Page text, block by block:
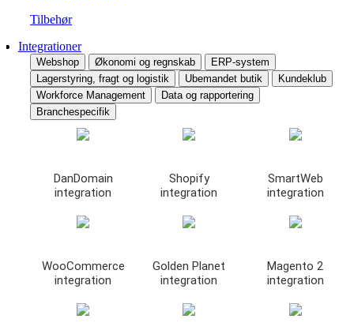
Tilbehør
Integrationer
Webshop Økonomi og regnskab
ERP-system
Lagerstyring, fragt og logistik
Ubemandet butik
Kundeklub
Workforce Management
Data og rapportering
Branchespecifik
DanDomain
integration
Shopify
integration
SmartWeb
integration
WooCommerce
integration
Golden Planet
integration
Magento 2
integration